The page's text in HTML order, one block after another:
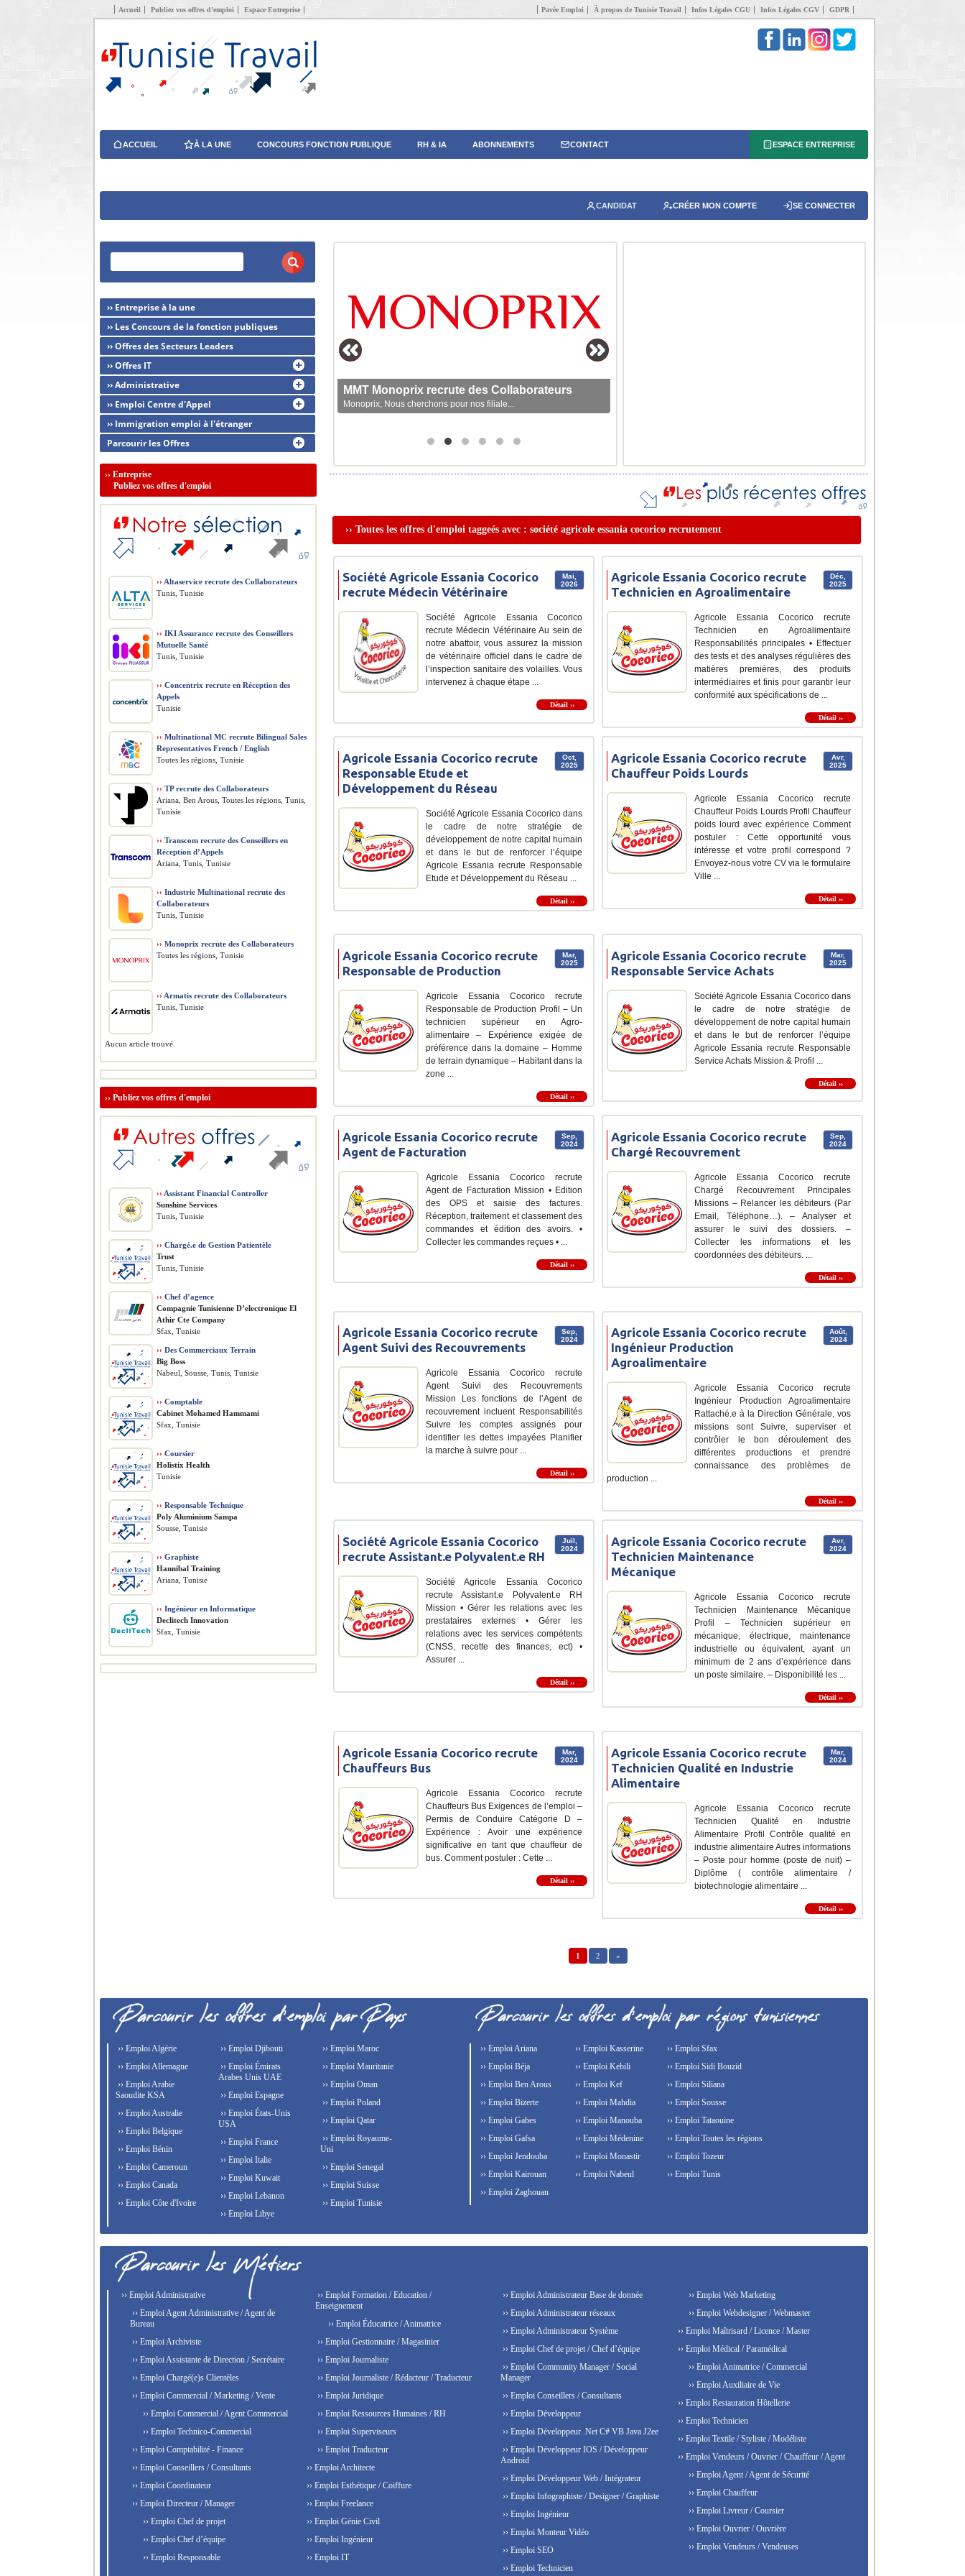
Accueil Publiez vos offres d’emploi Espace Entreprise Pavée Emploi À propos de Tunisie Travail Infos Légales CGU Infos Légales CGV GDPR
ACCUEIL À LA UNE CONCOURS FONCTION PUBLIQUE RH & IA ABONNEMENTS CONTACT ESPACE ENTREPRISE
CANDIDAT CRÉER MON COMPTE SE CONNECTER
MMT Monoprix recrute des Collaborateurs
Monoprix, Nous cherchons pour nos filiale...
›› Toutes les offres d'emploi taggeés avec : société agricole essania cocorico recrutement
Mai,
2026
Société Agricole Essania Cocorico
recrute Médecin Vétérinaire
Société Agricole Essania Cocorico
recrute Médecin Vétérinaire Au sein de
notre abattoir, vous assurez la mission
de vétérinaire officiel dans le cadre de
l’inspection sanitaire des volailles. Vous
intervenez à chaque étape ...
Détail ››
Déc,
2025
Agricole Essania Cocorico recrute
Technicien en Agroalimentaire
Agricole Essania Cocorico recrute
Technicien en Agroalimentaire
Responsabilités principales • Effectuer
des tests et des analyses régulières des
matières premières, des produits
intermédiaires et finis pour garantir leur
conformité aux spécifications de ...
Détail ››
Oct,
2025
Agricole Essania Cocorico recrute
Responsable Etude et
Développement du Réseau
Société Agricole Essania Cocorico dans
le cadre de notre stratégie de
développement de notre capital humain
et dans le but de renforcer l’équipe
Agricole Essania recrute Responsable
Etude et Développement du Réseau ...
Détail ››
Avr,
2025
Agricole Essania Cocorico recrute
Chauffeur Poids Lourds
Agricole Essania Cocorico recrute
Chauffeur Poids Lourds Profil Chauffeur
poids lourd avec expérience Comment
postuler : Cette opportunité vous
intéresse et votre profil correspond ?
Envoyez-nous votre CV via le formulaire
Ville ...
Détail ››
Mar,
2025
Agricole Essania Cocorico recrute
Responsable de Production
Agricole Essania Cocorico recrute
Responsable de Production Profil – Un
technicien supérieur en Agro-
alimentaire – Expérience exigée de
préférence dans la domaine – Homme
de terrain dynamique – Habitant dans la
zone ...
Détail ››
Mar,
2025
Agricole Essania Cocorico recrute
Responsable Service Achats
Société Agricole Essania Cocorico dans
le cadre de notre stratégie de
développement de notre capital humain
et dans le but de renforcer l’équipe
Agricole Essania recrute Responsable
Service Achats Mission & Profil ...
Détail ››
Sep,
2024
Agricole Essania Cocorico recrute
Agent de Facturation
Agricole Essania Cocorico recrute
Agent de Facturation Mission • Edition
des OPS et saisie des factures.
Réception, traitement et classement des
commandes et édition des avoirs. •
Collecter les commandes reçues • ...
Détail ››
Sep,
2024
Agricole Essania Cocorico recrute
Chargé Recouvrement
Agricole Essania Cocorico recrute
Chargé Recouvrement Principales
Missions – Relancer les débiteurs (Par
Email, Téléphone…). – Analyser et
assurer le suivi des dossiers. –
Collecter les informations et les
coordonnées des débiteurs. ...
Détail ››
Sep,
2024
Agricole Essania Cocorico recrute
Agent Suivi des Recouvrements
Agricole Essania Cocorico recrute
Agent Suivi des Recouvrements
Mission Les fonctions de l’Agent de
recouvrement incluent Responsabilités
Suivre les comptes assignés pour
identifier les dettes impayées Planifier
la marche à suivre pour ...
Détail ››
Août,
2024
Agricole Essania Cocorico recrute
Ingénieur Production
Agroalimentaire
Agricole Essania Cocorico recrute
Ingénieur Production Agroalimentaire
Rattaché.e à la Direction Générale, vos
missions sont Suivre, superviser et
contrôler le bon déroulement des
différentes productions et prendre
connaissance des problèmes de
production ...
Détail ››
Juil,
2024
Société Agricole Essania Cocorico
recrute Assistant.e Polyvalent.e RH
Société Agricole Essania Cocorico
recrute Assistant.e Polyvalent.e RH
Mission • Gérer les relations avec les
prestataires externes • Gérer les
relations avec les services compétents
(CNSS, recette des finances, ect) •
Assurer ...
Détail ››
Avr,
2024
Agricole Essania Cocorico recrute
Technicien Maintenance
Mécanique
Agricole Essania Cocorico recrute
Technicien Maintenance Mécanique
Profil – Technicien supérieur en
mécanique, électrique, maintenance
industrielle ou équivalent, ayant un
minimum de 2 ans d’expérience dans
un poste similaire. – Disponibilité les ...
Détail ››
Mar,
2024
Agricole Essania Cocorico recrute
Chauffeurs Bus
Agricole Essania Cocorico recrute
Chauffeurs Bus Exigences de l’emploi –
Permis de Conduire Catégorie D –
Expérience : Avoir une expérience
significative en tant que chauffeur de
bus. Comment postuler : Cette ...
Détail ››
Mar,
2024
Agricole Essania Cocorico recrute
Technicien Qualité en Industrie
Alimentaire
Agricole Essania Cocorico recrute
Technicien Qualité en Industrie
Alimentaire Profil Contrôle qualité en
industrie alimentaire Autres informations
– Poste pour homme (poste de nuit) –
Diplôme ( contrôle alimentaire /
biotechnologie alimentaire ...
Détail ››
1 2 »
›› Entreprise à la une
›› Les Concours de la fonction publiques
›› Offres des Secteurs Leaders
›› Offres IT
›› Administrative
›› Emploi Centre d'Appel
›› Immigration emploi à l'étranger
Parcourir les Offres
›› Entreprise
Publiez vos offres d'emploi
›› Altaservice recrute des Collaborateurs
Tunis, Tunisie
›› IKI Assurance recrute des Conseillers
Mutuelle Santé
Tunis, Tunisie
›› Concentrix recrute en Réception des
Appels
Tunisie
›› Multinational MC recrute Bilingual Sales
Representatives French / English
Toutes les régions, Tunisie
›› TP recrute des Collaborateurs
Ariana, Ben Arous, Toutes les régions, Tunis,
Tunisie
›› Transcom recrute des Conseillers en
Réception d’Appels
Ariana, Tunis, Tunisie
›› Industrie Multinational recrute des
Collaborateurs
Tunis, Tunisie
›› Monoprix recrute des Collaborateurs
Toutes les régions, Tunisie
›› Armatis recrute des Collaborateurs
Tunis, Tunisie
Aucun article trouvé.
›› Publiez vos offres d'emploi
›› Assistant Financial Controller
Sunshine Services
Tunis, Tunisie
›› Chargé.e de Gestion Patientèle
Trust
Tunis, Tunisie
›› Chef d’agence
Compagnie Tunisienne D’electronique El
Athir Cte Company
Sfax, Tunisie
›› Des Commerciaux Terrain
Big Boss
Nabeul, Sousse, Tunis, Tunisie
›› Comptable
Cabinet Mohamed Hammami
Sfax, Tunisie
›› Coursier
Holistix Health
Tunisie
›› Responsable Technique
Poly Aluminium Sampa
Sousse, Tunisie
›› Graphiste
Hannibal Training
Ariana, Tunisie
›› Ingénieur en Informatique
Declitech Innovation
Sfax, Tunisie
›› Emploi Algérie
›› Emploi Allemagne
›› Emploi Arabie
Saoudite KSA
›› Emploi Australie
›› Emploi Belgique
›› Emploi Bénin
›› Emploi Cameroun
›› Emploi Canada
›› Emploi Côte d'Ivoire
›› Emploi Djibouti
›› Emploi Émirats
Arabes Unis UAE
›› Emploi Espagne
›› Emploi États-Unis
USA
›› Emploi France
›› Emploi Italie
›› Emploi Kuwait
›› Emploi Lebanon
›› Emploi Libye
›› Emploi Maroc
›› Emploi Mauritanie
›› Emploi Oman
›› Emploi Poland
›› Emploi Qatar
›› Emploi Royaume-
Uni
›› Emploi Senegal
›› Emploi Suisse
›› Emploi Tunisie
›› Emploi Ariana
›› Emploi Béja
›› Emploi Ben Arous
›› Emploi Bizerte
›› Emploi Gabes
›› Emploi Gafsa
›› Emploi Jendouba
›› Emploi Kairouan
›› Emploi Kasserine
›› Emploi Kebili
›› Emploi Kef
›› Emploi Mahdia
›› Emploi Manouba
›› Emploi Médenine
›› Emploi Monastir
›› Emploi Nabeul
›› Emploi Sfax
›› Emploi Sidi Bouzid
›› Emploi Siliana
›› Emploi Sousse
›› Emploi Tataouine
›› Emploi Toutes les régions
›› Emploi Tozeur
›› Emploi Tunis
›› Emploi Zaghouan
›› Emploi Administrative
›› Emploi Agent Administrative / Agent de
Bureau
›› Emploi Archiviste
›› Emploi Assistante de Direction / Secrétaire
›› Emploi Chargé(e)s Clientèles
›› Emploi Commercial / Marketing / Vente
›› Emploi Commercial / Agent Commercial
›› Emploi Technico-Commercial
›› Emploi Comptabilité - Finance
›› Emploi Conseillers / Consultants
›› Emploi Coordinateur
›› Emploi Directeur / Manager
›› Emploi Chef de projet
›› Emploi Chef d’équipe
›› Emploi Responsable
›› Emploi Formation / Education /
Enseignement
›› Emploi Éducatrice / Animatrice
›› Emploi Gestionnaire / Magasinier
›› Emploi Journaliste
›› Emploi Journaliste / Rédacteur / Traducteur
›› Emploi Juridique
›› Emploi Ressources Humaines / RH
›› Emploi Superviseurs
›› Emploi Traducteur
›› Emploi Architecte
›› Emploi Esthétique / Coiffure
›› Emploi Freelance
›› Emploi Génie Civil
›› Emploi Ingénieur
›› Emploi IT
›› Emploi Administrateur Base de donnée
›› Emploi Administrateur réseaux
›› Emploi Administrateur Système
›› Emploi Chef de projet / Chef d’équipe
›› Emploi Community Manager / Social
Manager
›› Emploi Conseillers / Consultants
›› Emploi Développeur
›› Emploi Développeur .Net C# VB Java J2ee
›› Emploi Développeur IOS / Développeur
Android
›› Emploi Développeur Web / Intégrateur
›› Emploi Infographiste / Designer / Graphiste
›› Emploi Ingénieur
›› Emploi Monteur Vidéo
›› Emploi SEO
›› Emploi Technicien
›› Emploi Web Marketing
›› Emploi Webdesigner / Webmaster
›› Emploi Maîtrisard / Licence / Master
›› Emploi Médical / Paramédical
›› Emploi Animatrice / Commercial
›› Emploi Auxiliaire de Vie
›› Emploi Restauration Hôtellerie
›› Emploi Technicien
›› Emploi Textile / Styliste / Modéliste
›› Emploi Vendeurs / Ouvrier / Chauffeur / Agent
›› Emploi Agent / Agent de Sécurité
›› Emploi Chauffeur
›› Emploi Livreur / Coursier
›› Emploi Ouvrier / Ouvrière
›› Emploi Vendeurs / Vendeuses